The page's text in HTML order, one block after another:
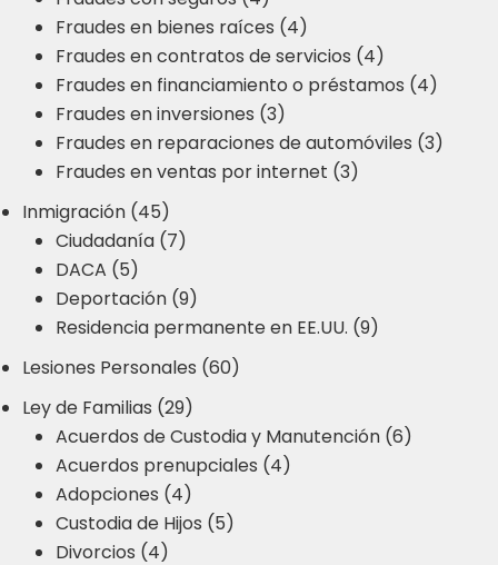
Fraudes en bienes raíces (4)
Fraudes en contratos de servicios (4)
Fraudes en financiamiento o préstamos (4)
Fraudes en inversiones (3)
Fraudes en reparaciones de automóviles (3)
Fraudes en ventas por internet (3)
Inmigración (45)
Ciudadanía (7)
DACA (5)
Deportación (9)
Residencia permanente en EE.UU. (9)
Lesiones Personales (60)
Ley de Familias (29)
Acuerdos de Custodia y Manutención (6)
Acuerdos prenupciales (4)
Adopciones (4)
Custodia de Hijos (5)
Divorcios (4)